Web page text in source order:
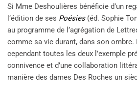
Si Mme Deshoulières bénéficie d’un
l’édition de ses Poésies(éd. Sophie
au programme de l’agrégation de
comme sa vie durant, dans son ombre.
cependant toutes les deux l’exemple
connivence et d’une collaboration
manière des dames Des Roches un